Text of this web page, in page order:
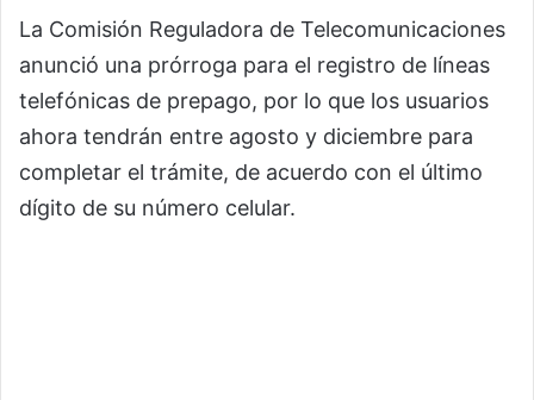
La Comisión Reguladora de Telecomunicaciones
anunció una prórroga para el registro de líneas
telefónicas de prepago, por lo que los usuarios
ahora tendrán entre agosto y diciembre para
completar el trámite, de acuerdo con el último
dígito de su número celular.